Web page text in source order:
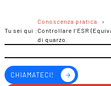
Tu sei qui :
Conoscenza pratica
Controllare l'ESR
di quarzo.
CHIAMATECI!